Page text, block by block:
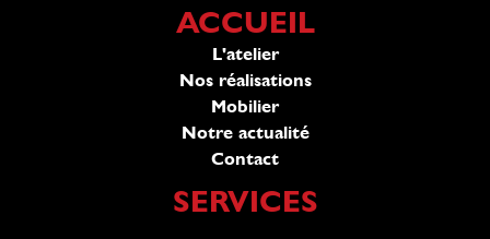
ACCUEIL
L'atelier
Nos réalisations
Mobilier
Notre actualité
Contact
SERVICES